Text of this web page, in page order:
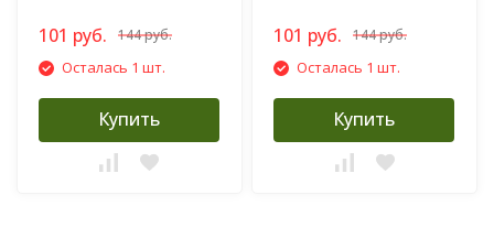
101 руб. 144 руб.
Осталась 1 шт.
Купить
101 руб. 144 руб.
Осталась 1 шт.
Купить